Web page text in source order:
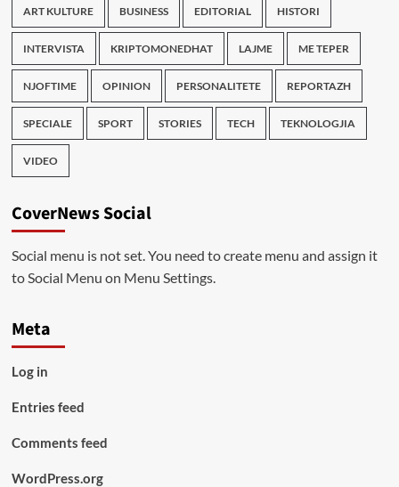
ART KULTURE BUSINESS EDITORIAL HISTORI
INTERVISTA KRIPTOMONEDHAT LAJME ME TEPER
NJOFTIME OPINION PERSONALITETE REPORTAZH
SPECIALE SPORT STORIES TECH TEKNOLOGJIA
VIDEO
CoverNews Social
Social menu is not set. You need to create menu and assign it
to Social Menu on Menu Settings.
Meta
Log in
Entries feed
Comments feed
WordPress.org